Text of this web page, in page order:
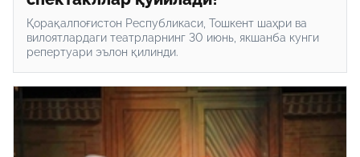
Қорақалпоғистон Республикаси, Тошкент шаҳри ва
вилоятлардаги театрларнинг 30 июнь, якшанба кунги
репертуари эълон қилинди.